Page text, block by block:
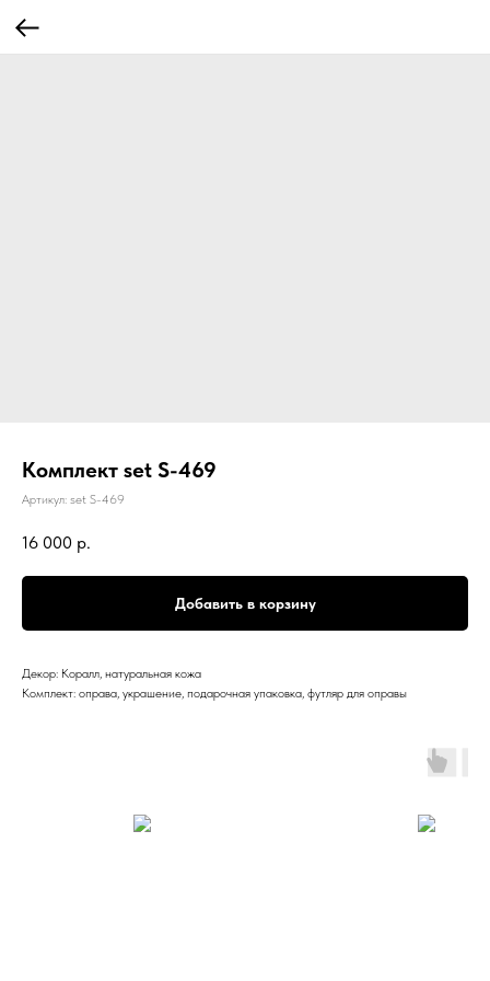
Комплект set S-469
Артикул: set S-469
16 000 р.
Добавить в корзину
Декор: Коралл, натуральная кожа
Комплект: оправа, украшение, подарочная упаковка, футляр для оправы